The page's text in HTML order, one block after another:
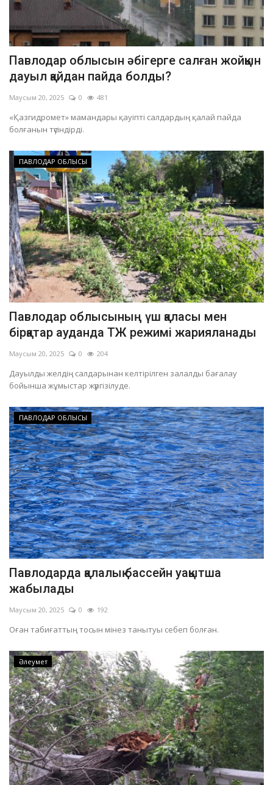
Павлодар облысын әбігерге салған жойқын
дауыл қайдан пайда болды?
Маусым 20, 2025 0 481
«Қазгидромет» мамандары қауіпті салдардың қалай пайда
болғанын түсіндірді.
ПАВЛОДАР ОБЛЫСЫ
Павлодар облысының үш қаласы мен
бірқатар ауданда ТЖ режимі жарияланады
Маусым 20, 2025 0 204
Дауылды желдің салдарынан келтірілген залалды бағалау
бойынша жұмыстар жүргізілуде.
ПАВЛОДАР ОБЛЫСЫ
Павлодарда қалалық бассейн уақытша
жабылады
Маусым 20, 2025 0 192
Оған табиғаттың тосын мінез танытуы себеп болған.
Әлеумет